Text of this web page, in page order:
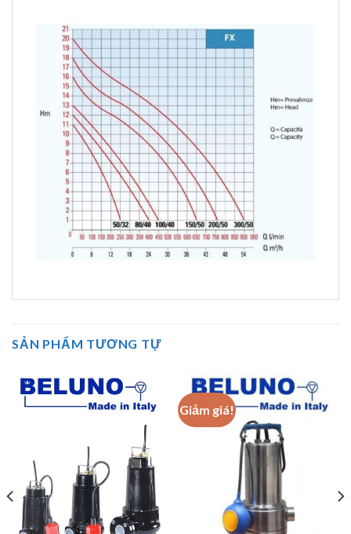
SẢN PHẨM TƯƠNG TỰ
Giảm giá!